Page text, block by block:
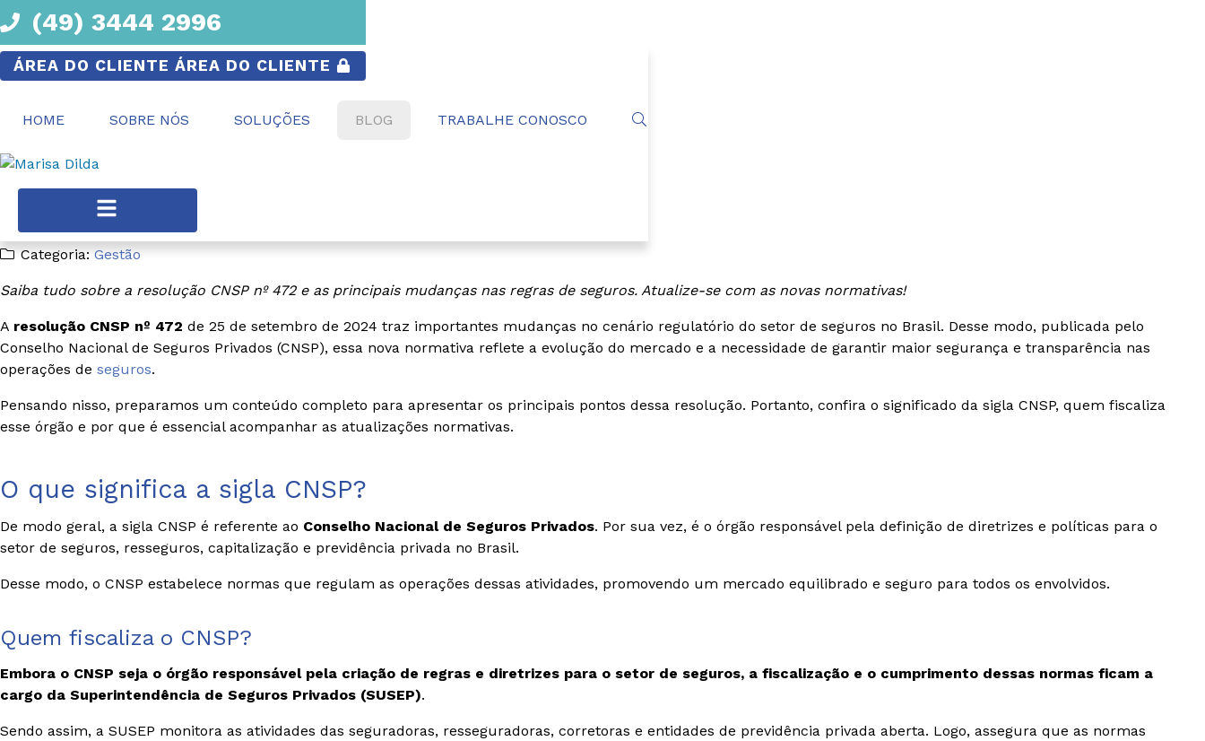
(49) 3444 2996
ÁREA DO CLIENTE ÁREA DO CLIENTE
HOME SOBRE NÓS SOLUÇÕES BLOG TRABALHE CONOSCO
Publicado em
PorMarisa Dilda
Categoria: Gestão
Saiba tudo sobre a resolução CNSP nº 472 e as principais mudanças nas regras de seguros. Atualize-se com as novas normativas!
A resolução CNSP nº 472 de 25 de setembro de 2024 traz importantes mudanças no cenário regulatório do setor de seguros no Brasil. Desse modo, publicada pelo
Conselho Nacional de Seguros Privados (CNSP), essa nova normativa reflete a evolução do mercado e a necessidade de garantir maior segurança e transparência nas
operações de seguros.
Pensando nisso, preparamos um conteúdo completo para apresentar os principais pontos dessa resolução. Portanto, confira o significado da sigla CNSP, quem fiscaliza
esse órgão e por que é essencial acompanhar as atualizações normativas.
O que significa a sigla CNSP?
De modo geral, a sigla CNSP é referente ao Conselho Nacional de Seguros Privados. Por sua vez, é o órgão responsável pela definição de diretrizes e políticas para o
setor de seguros, resseguros, capitalização e previdência privada no Brasil.
Desse modo, o CNSP estabelece normas que regulam as operações dessas atividades, promovendo um mercado equilibrado e seguro para todos os envolvidos.
Quem fiscaliza o CNSP?
Embora o CNSP seja o órgão responsável pela criação de regras e diretrizes para o setor de seguros, a fiscalização e o cumprimento dessas normas ficam a
cargo da Superintendência de Seguros Privados (SUSEP).
Sendo assim, a SUSEP monitora as atividades das seguradoras, resseguradoras, corretoras e entidades de previdência privada aberta. Logo, assegura que as normas